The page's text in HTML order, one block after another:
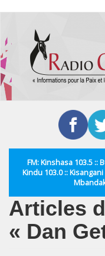
contenu
principal
FM: Kinshasa 103.5 ::
Kindu 103.0 ::
Articles
« Dan